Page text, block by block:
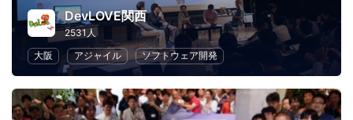
DevLOVE関西
2531人
大阪
アジャイル ソフトウェア開発